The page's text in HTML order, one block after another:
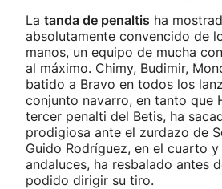
La tanda de penaltis ha
absolutamente convencido de
manos, un equipo de mucha
al máximo. Chimy, Budimir,
batido a Bravo en todos los
conjunto navarro, en tanto que
tercer penalti del Betis, ha
prodigiosa ante el zurdazo de
Guido Rodríguez, en el cuarto
andaluces, ha resbalado antes
podido dirigir su tiro.